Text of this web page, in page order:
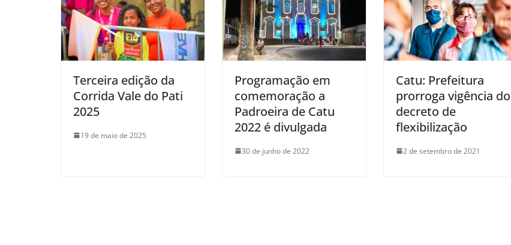
Terceira edição da
Corrida Vale do Pati
2025
19 de maio de 2025
Programação em
comemoração a
Padroeira de Catu
2022 é divulgada
30 de junho de 2022
Catu: Prefeitura
prorroga vigência do
decreto de
flexibilização
2 de setembro de 2021